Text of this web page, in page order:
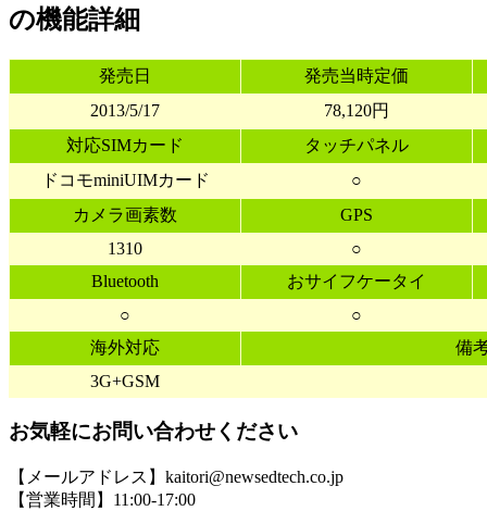
の機能詳細
発売日
発売当時定価
2013/5/17
78,120円
対応SIMカード
タッチパネル
ドコモminiUIMカード
○
カメラ画素数
GPS
1310
○
Bluetooth
おサイフケータイ
○
○
海外対応
備
3G+GSM
お気軽にお問い合わせください
【メールアドレス】kaitori@newsedtech.co.jp
【営業時間】11:00-17:00